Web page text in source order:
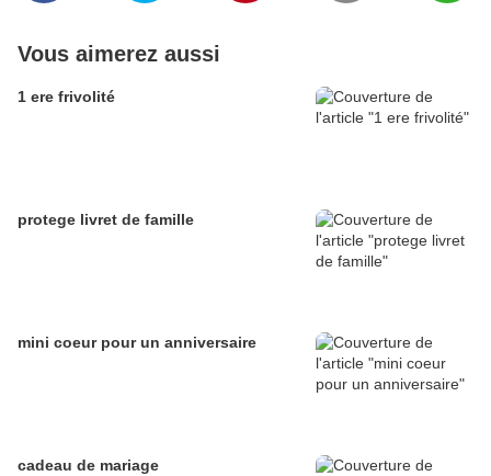
Vous aimerez aussi
1 ere frivolité
protege livret de famille
mini coeur pour un anniversaire
cadeau de mariage